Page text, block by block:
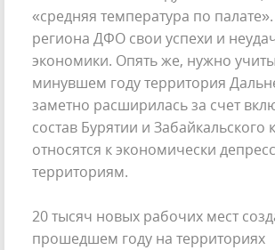
«средняя температура по
региона ДФО свои успехи и
экономики. Опять же, нужно
минувшем году территория
заметно расширилась за счет
состав Бурятии и Забайкальского
относятся к экономически
территориям.
20 тысяч новых рабочих мест
прошедшем году на территориях